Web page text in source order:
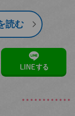
読む
LINEする